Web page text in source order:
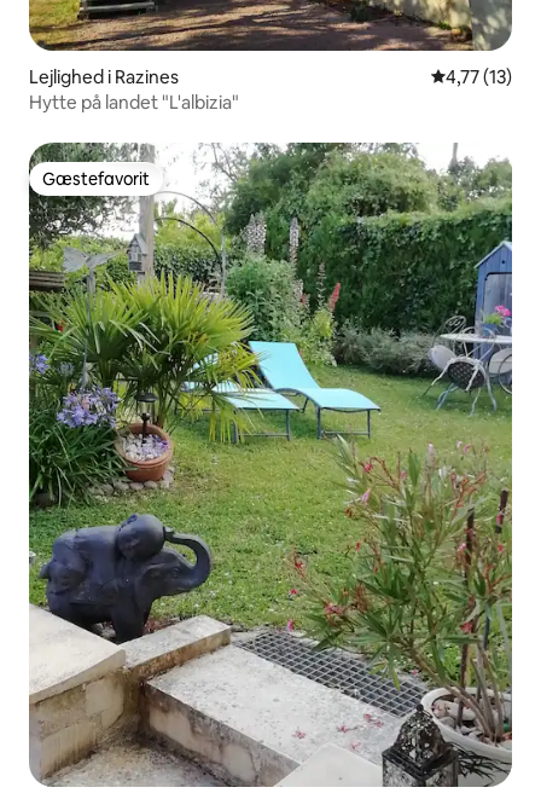
Lejlighed i Razines 4,77 ud af 5
4,77 (13)
Hytte på landet "L'albizia"
Gæstefavorit
Gæstefavorit